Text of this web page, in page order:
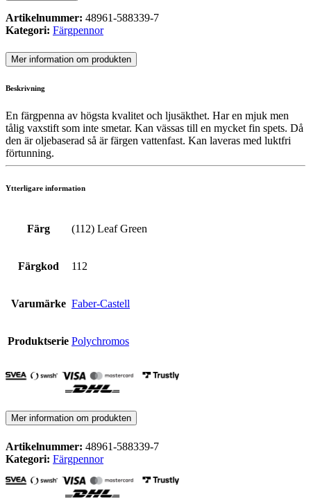
Artikelnummer: 48961-588339-7
Kategori: Färgpennor
Mer information om produkten
Beskrivning
En färgpenna av högsta kvalitet och ljusäkthet. Har en mjuk men
tålig vaxstift som inte smetar. Kan vässas till en mycket fin spets. Då
den är oljebaserad så är färgen vattenfast. Kan laveras med luktfri
förtunning.
Ytterligare information
Färg (112) Leaf Green
Färgkod 112
Varumärke Faber-Castell
Produktserie Polychromos
Mer information om produkten
Artikelnummer: 48961-588339-7
Kategori: Färgpennor